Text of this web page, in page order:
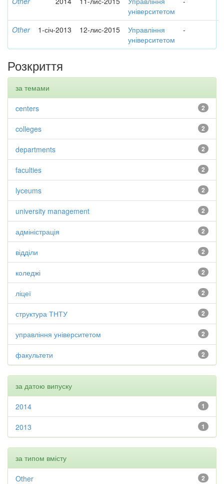
університетом
Other 1-січ-2013 12-лис-2015
Управління
університетом
-
Розкриття
за темами
2
centers
2
colleges
2
departments
2
faculties
2
lyceums
2
university management
2
адміністрація
2
відділи
2
коледжі
2
ліцеї
2
структура ТНТУ
2
управління університетом
2
факультети
за датою випуску
1
2014
1
2013
за типом вмісту
2
Other